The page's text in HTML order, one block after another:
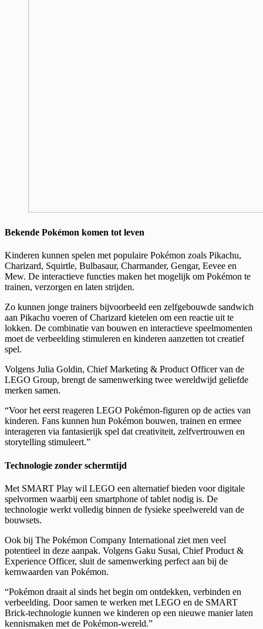
Bekende Pokémon komen tot leven
Kinderen kunnen spelen met populaire Pokémon zoals Pikachu,
Charizard, Squirtle, Bulbasaur, Charmander, Gengar, Eevee en
Mew. De interactieve functies maken het mogelijk om Pokémon te
trainen, verzorgen en laten strijden.
Zo kunnen jonge trainers bijvoorbeeld een zelfgebouwde sandwich
aan Pikachu voeren of Charizard kietelen om een reactie uit te
lokken. De combinatie van bouwen en interactieve speelmomenten
moet de verbeelding stimuleren en kinderen aanzetten tot creatief
spel.
Volgens Julia Goldin, Chief Marketing & Product Officer van de
LEGO Group, brengt de samenwerking twee wereldwijd geliefde
merken samen.
“Voor het eerst reageren LEGO Pokémon-figuren op de acties van
kinderen. Fans kunnen hun Pokémon bouwen, trainen en ermee
interageren via fantasierijk spel dat creativiteit, zelfvertrouwen en
storytelling stimuleert.”
Technologie zonder schermtijd
Met SMART Play wil LEGO een alternatief bieden voor digitale
spelvormen waarbij een smartphone of tablet nodig is. De
technologie werkt volledig binnen de fysieke speelwereld van de
bouwsets.
Ook bij The Pokémon Company International ziet men veel
potentieel in deze aanpak. Volgens Gaku Susai, Chief Product &
Experience Officer, sluit de samenwerking perfect aan bij de
kernwaarden van Pokémon.
“Pokémon draait al sinds het begin om ontdekken, verbinden en
verbeelding. Door samen te werken met LEGO en de SMART
Brick-technologie kunnen we kinderen op een nieuwe manier laten
kennismaken met de Pokémon-wereld.”